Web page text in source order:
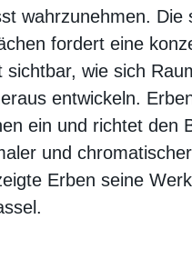
wahrzunehmen. Die
fordert eine
wie sich
entwickeln.
ein und richtet den
und chromatischer
Erben seine